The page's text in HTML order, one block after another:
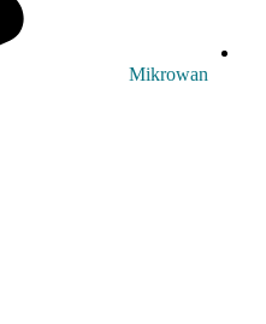
Mikrowan